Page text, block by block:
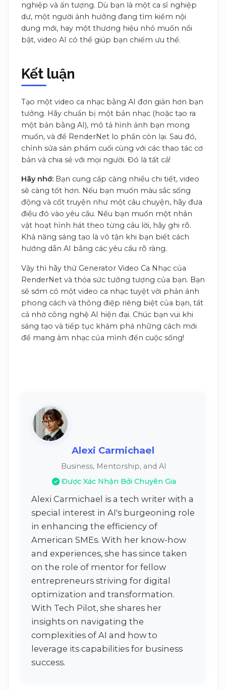
nghiệp và ấn tượng. Dù bạn là một ca sĩ nghiệp
dư, một người ảnh hưởng đang tìm kiếm nội
dung mới, hay một thương hiệu nhỏ muốn nổi
bật, video AI có thể giúp bạn chiếm ưu thế.
Kết luận
Tạo một video ca nhạc bằng AI đơn giản hơn bạn
tưởng. Hãy chuẩn bị một bản nhạc (hoặc tạo ra
một bản bằng AI), mô tả hình ảnh bạn mong
muốn, và để RenderNet lo phần còn lại. Sau đó,
chỉnh sửa sản phẩm cuối cùng với các thao tác cơ
bản và chia sẻ với mọi người. Đó là tất cả!
Hãy nhớ: Bạn cung cấp càng nhiều chi tiết, video
sẽ càng tốt hơn. Nếu bạn muốn màu sắc sống
động và cốt truyện như một câu chuyện, hãy đưa
điều đó vào yêu cầu. Nếu bạn muốn một nhân
vật hoạt hình hát theo từng câu lời, hãy ghi rõ.
Khả năng sáng tạo là vô tận khi bạn biết cách
hướng dẫn AI bằng các yêu cầu rõ ràng.
Vậy thì hãy thử Generator Video Ca Nhạc của
RenderNet và thỏa sức tưởng tượng của bạn. Bạn
sẽ sớm có một video ca nhạc tuyệt vời phản ánh
phong cách và thông điệp riêng biệt của bạn, tất
cả nhờ công nghệ AI hiện đại. Chúc bạn vui khi
sáng tạo và tiếp tục khám phá những cách mới
để mang âm nhạc của mình đến cuộc sống!
Alexi Carmichael
Business, Mentorship, and AI
Được Xác Nhận Bởi Chuyên Gia
Alexi Carmichael is a tech writer with a
special interest in AI's burgeoning role
in enhancing the efficiency of
American SMEs. With her know-how
and experiences, she has since taken
on the role of mentor for fellow
entrepreneurs striving for digital
optimization and transformation.
With Tech Pilot, she shares her
insights on navigating the
complexities of AI and how to
leverage its capabilities for business
success.